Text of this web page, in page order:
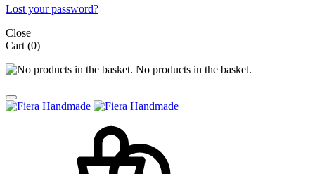
Lost your password?
Close
Cart (0)
No products in the basket.